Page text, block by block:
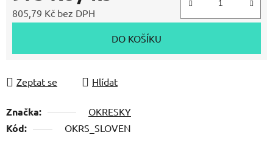
805,79 Kč bez DPH
DO KOŠÍKU
Zeptat se Hlídat
Značka: OKRESKY
Kód: OKRS_SLOVEN